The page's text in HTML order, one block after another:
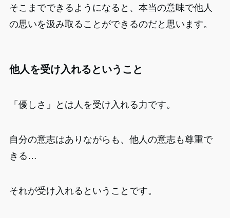
そこまでできるようになると、本当の意味で他人
の思いを汲み取ることができるのだと思います。
他人を受け入れるということ
「優しさ」とは人を受け入れる力です。
自分の意志はありながらも、他人の意志も尊重で
きる…
それが受け入れるということです。